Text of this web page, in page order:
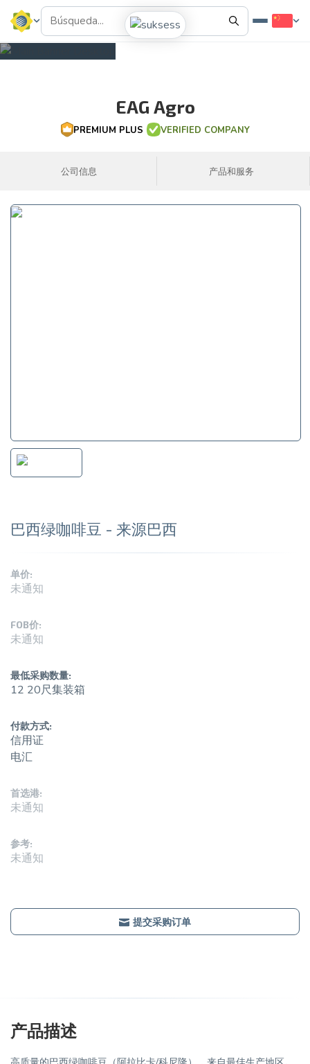
EAG Agro
PREMIUM PLUS VERIFIED COMPANY
公司信息 产品和服务
巴西绿咖啡豆 - 来源巴西
单价:
未通知
FOB价:
未通知
最低采购数量:
12 20尺集装箱
付款方式:
信用证
电汇
首选港:
未通知
参考:
未通知
提交采购订单
产品描述